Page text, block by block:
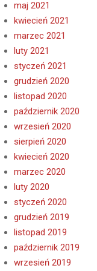
maj 2021
kwiecień 2021
marzec 2021
luty 2021
styczeń 2021
grudzień 2020
listopad 2020
październik 2020
wrzesień 2020
sierpień 2020
kwiecień 2020
marzec 2020
luty 2020
styczeń 2020
grudzień 2019
listopad 2019
październik 2019
wrzesień 2019